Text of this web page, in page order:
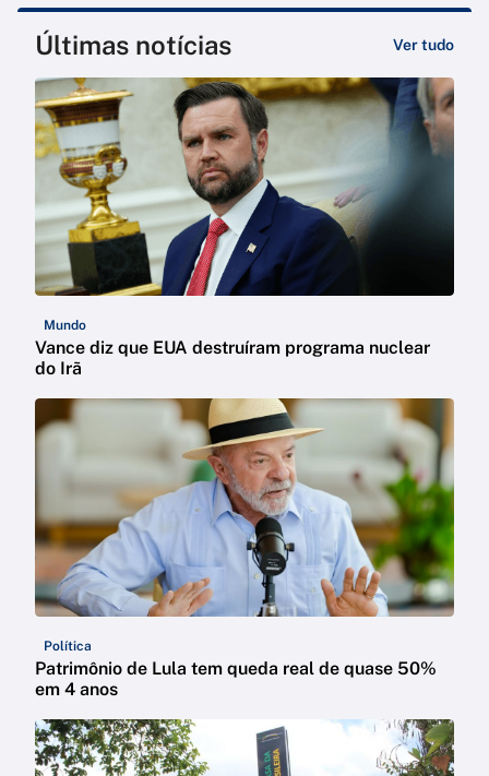
Últimas notícias Ver tudo
Mundo
Vance diz que EUA destruíram programa nuclear
do Irã
Política
Patrimônio de Lula tem queda real de quase 50%
em 4 anos